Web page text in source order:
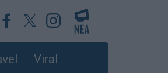
Viral